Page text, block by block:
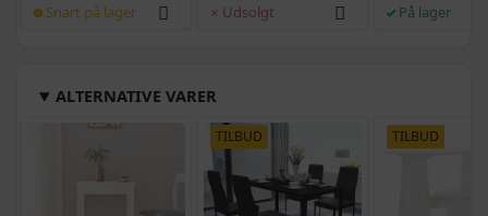
Snart på lager Udsolgt På lager
ALTERNATIVE VARER
TILBUD TILBUD